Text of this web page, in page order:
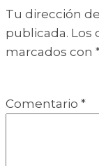
Tu dirección
publicada. Los
marcados con
Comentario *